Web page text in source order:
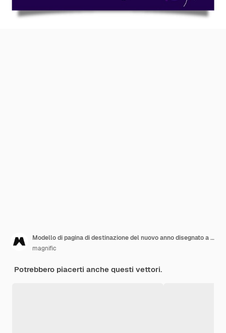
Modello di pagina di destinazione del nuovo anno disegnato a mano
magnific
Potrebbero piacerti anche questi vettori.